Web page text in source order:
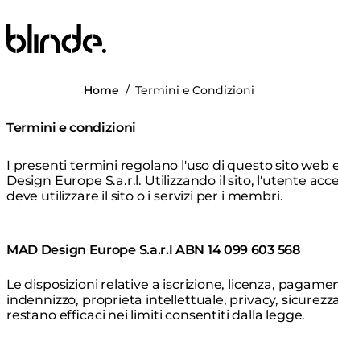
Blinde Design
Home /Termini e Condizioni
Termini e condizioni
I presenti termini regolano l'uso di questo sito web
Design Europe S.a.r.l. Utilizzando il sito, l'utente
deve utilizzare il sito o i servizi per i membri.
MAD Design Europe S.a.r.l ABN 14 099 603 568
Le disposizioni relative a iscrizione, licenza,
indennizzo, proprieta intellettuale, privacy,
restano efficaci nei limiti consentiti dalla legge.